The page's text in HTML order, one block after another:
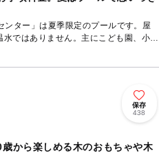
ンター」は夏季限定のプールです。屋
水ではありません。主にこども園、小学
用されていますが、一般開放も行って
保存
438
から楽しめる木のおもちゃや木